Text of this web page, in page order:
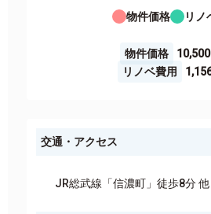
物件価格 リノ
物件価格
10,500
リノベ費用
交通・アクセス
JR総武線「信濃町」徒歩8分 他